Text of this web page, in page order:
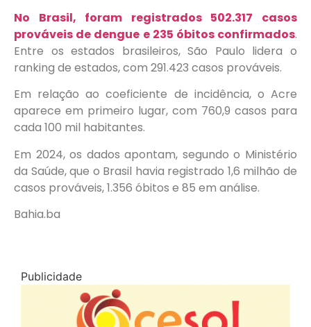
No Brasil, foram registrados 502.317 casos
prováveis de dengue e 235 óbitos confirmados.
Entre os estados brasileiros, São Paulo lidera o
ranking de estados, com 291.423 casos prováveis.
Em relação ao coeficiente de incidência, o Acre
aparece em primeiro lugar, com 760,9 casos para
cada 100 mil habitantes.
Em 2024, os dados apontam, segundo o Ministério
da Saúde, que o Brasil havia registrado 1,6 milhão de
casos prováveis, 1.356 óbitos e 85 em análise.
Bahia.ba
Publicidade